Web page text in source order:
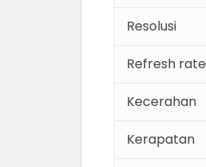
Resolusi
Refresh rate
Kecerahan
Kerapatan